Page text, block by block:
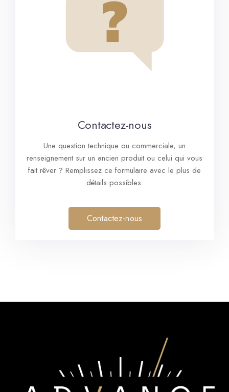
Contactez-nous
Une question technique ou commerciale, un
renseignement sur un ancien produit ou celui qui vous
fait rêver ? Remplissez ce formulaire avec le plus de
détails possibles.
Contactez-nous